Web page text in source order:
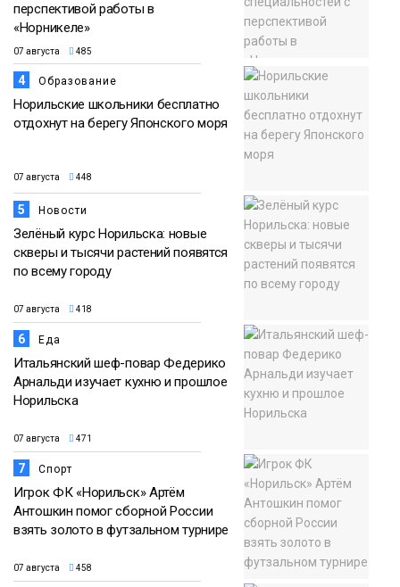
перспективой работы в
«Норникеле»
07 августа 485
4 Образование
Норильские школьники бесплатно
отдохнут на берегу Японского моря
07 августа 448
5 Новости
Зелёный курс Норильска: новые
скверы и тысячи растений появятся
по всему городу
07 августа 418
6 Еда
Итальянский шеф-повар Федерико
Арнальди изучает кухню и прошлое
Норильска
07 августа 471
7 Спорт
Игрок ФК «Норильск» Артём
Антошкин помог сборной России
взять золото в футзальном турнире
07 августа 458